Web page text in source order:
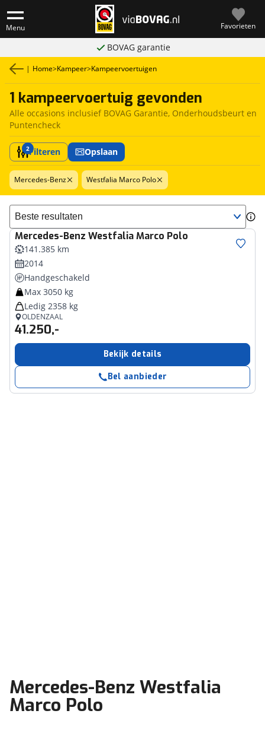
Menu Favorieten
BOVAG garantie
| Home>Kampeer>Kampeervoertuigen
1 kampeervoertuig gevonden
Alle occasions inclusief BOVAG Garantie, Onderhoudsbeurt en
Puntencheck
2Filteren Opslaan
Mercedes-Benz Westfalia Marco Polo
Sorteer resultaten
Mercedes-Benz Westfalia Marco Polo
141.385 km
2014
Handgeschakeld
Max 3050 kg
Ledig 2358 kg
OLDENZAAL
41.250,-
Bekijk details
Bel aanbieder
Mercedes-Benz Westfalia
Marco Polo